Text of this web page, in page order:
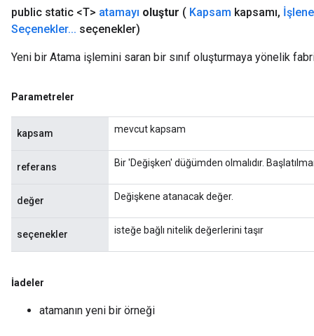
public static <T> atamayı oluştur ( Kapsam kapsamı,
Seçenekler... seçenekler)
Yeni bir Atama işlemini saran bir sınıf oluşturmaya yönelik
Parametreler
kapsam mevcut kapsam
referans Bir 'Değişken' düğümden olmalıdır.
değer Değişkene atanacak değer.
seçenekler isteğe bağlı nitelik değerlerini taşır
İadeler
atamanın yeni bir örneği